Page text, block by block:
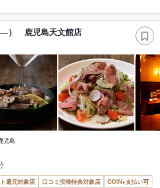
） 鹿児島天文館店
島
還元対象店 口コミ投稿特典対象店
COIN+支払い可